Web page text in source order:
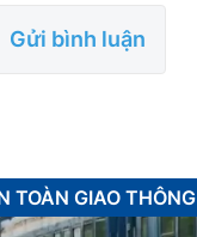
Gửi bình luận
TOÀN GIAO THÔNG